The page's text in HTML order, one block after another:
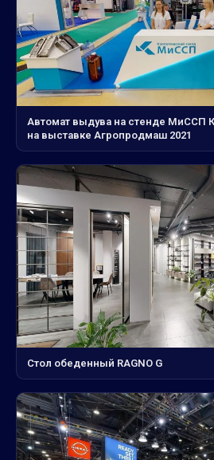
Автомат выдува на стенде МиССП
на выставке Агропродмаш 2021
Стол обеденный RAGNO G